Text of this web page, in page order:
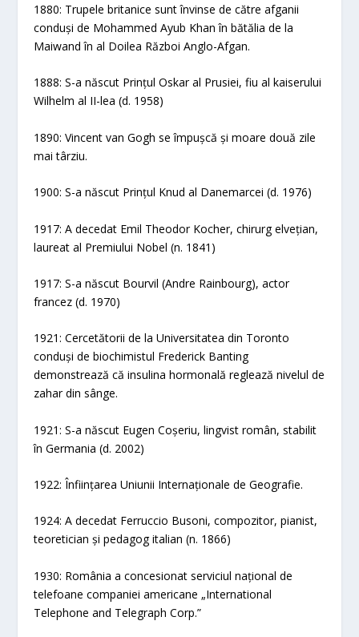
1880: Trupele britanice sunt învinse de către afganii
conduși de Mohammed Ayub Khan în bătălia de la
Maiwand în al Doilea Război Anglo-Afgan.
1888: S-a născut Prințul Oskar al Prusiei, fiu al kaiserului
Wilhelm al II-lea (d. 1958)
1890: Vincent van Gogh se împușcă și moare două zile
mai târziu.
1900: S-a născut Prințul Knud al Danemarcei (d. 1976)
1917: A decedat Emil Theodor Kocher, chirurg elvețian,
laureat al Premiului Nobel (n. 1841)
1917: S-a născut Bourvil (Andre Rainbourg), actor
francez (d. 1970)
1921: Cercetătorii de la Universitatea din Toronto
conduși de biochimistul Frederick Banting
demonstrează că insulina hormonală reglează nivelul de
zahar din sânge.
1921: S-a născut Eugen Coșeriu, lingvist român, stabilit
în Germania (d. 2002)
1922: Înființarea Uniunii Internaționale de Geografie.
1924: A decedat Ferruccio Busoni, compozitor, pianist,
teoretician și pedagog italian (n. 1866)
1930: România a concesionat serviciul național de
telefoane companiei americane „International
Telephone and Telegraph Corp.”